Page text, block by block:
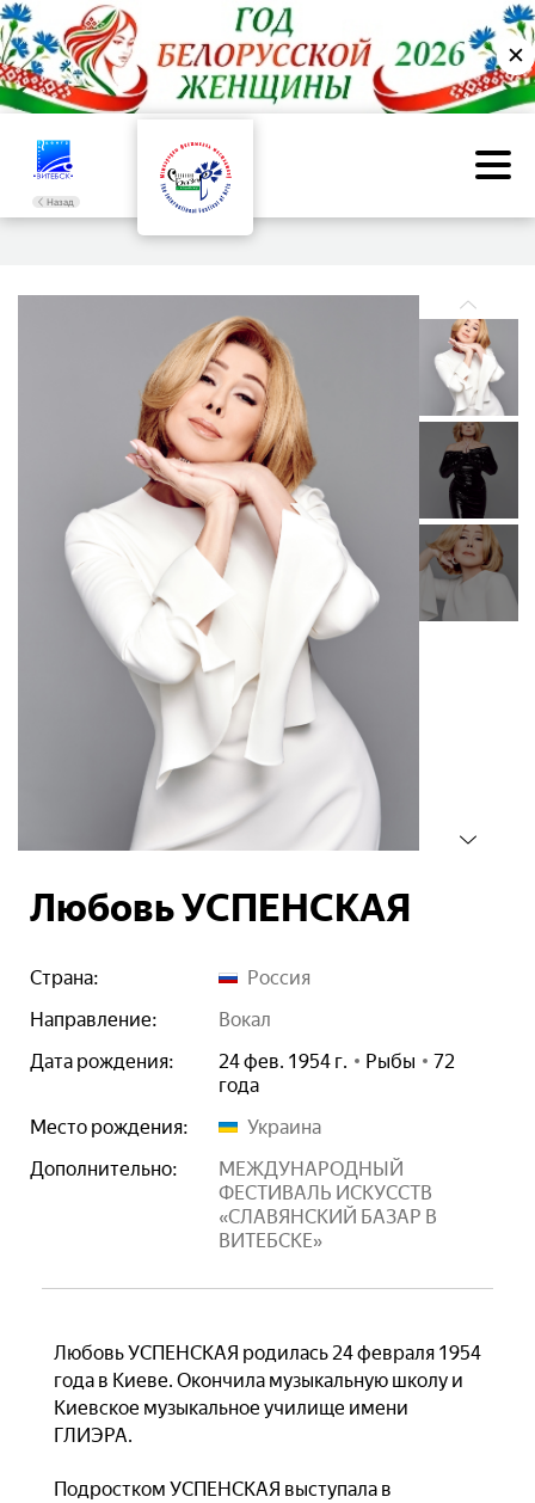
✕
Назад
Любовь УСПЕНСКАЯ
Страна:
Россия
Направление:
вокал
Дата рождения:
24 фев. 1954 г. Рыбы
72
года
Место рождения:
Украина
Дополнительно:
МЕЖДУНАРОДНЫЙ
ФЕСТИВАЛЬ ИСКУССТВ
«СЛАВЯНСКИЙ БАЗАР В
ВИТЕБСКЕ»
Любовь УСПЕНСКАЯ родилась 24 февраля 1954
года в Киеве. Окончила музыкальную школу и
Киевское музыкальное училище имени
ГЛИЭРА.
Подростком УСПЕНСКАЯ выступала в